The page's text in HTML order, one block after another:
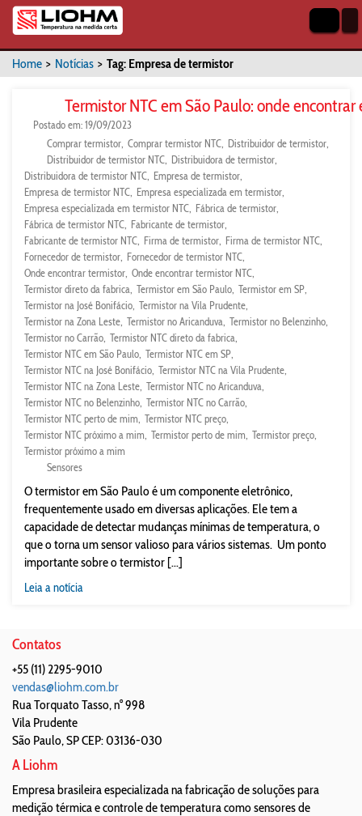
Home > Notícias > Tag: Empresa de termistor
Termistor NTC em São Paulo: onde encontrar
Postado em: 19/09/2023
Comprar termistor Comprar termistor NTC Distribuidor de termistor
Distribuidor de termistor NTC Distribuidora de termistor
Distribuidora de termistor NTC Empresa de termistor
Empresa de termistor NTC Empresa especializada em termistor
Empresa especializada em termistor NTC Fábrica de termistor
Fábrica de termistor NTC Fabricante de termistor
Fabricante de termistor NTC Firma de termistor Firma de termistor NTC
Fornecedor de termistor Fornecedor de termistor NTC
Onde encontrar termistor Onde encontrar termistor NTC
Termistor direto da fabrica Termistor em São Paulo Termistor em SP
Termistor na José Bonifácio Termistor na Vila Prudente
Termistor na Zona Leste Termistor no Aricanduva Termistor no Belenzinho
Termistor no Carrão Termistor NTC direto da fabrica
Termistor NTC em São Paulo Termistor NTC em SP
Termistor NTC na José Bonifácio Termistor NTC na Vila Prudente
Termistor NTC na Zona Leste Termistor NTC no Aricanduva
Termistor NTC no Belenzinho Termistor NTC no Carrão
Termistor NTC perto de mim Termistor NTC preço
Termistor NTC próximo a mim Termistor perto de mim Termistor preço
Termistor próximo a mim
Sensores
O termistor em São Paulo é um componente eletrônico,
frequentemente usado em diversas aplicações. Ele tem a
capacidade de detectar mudanças mínimas de temperatura, o
que o torna um sensor valioso para vários sistemas. Um ponto
importante sobre o termistor [...]
Leia a notícia
Contatos
+55 (11) 2295-9010
vendas@liohm.com.br
Rua Torquato Tasso, n° 998
Vila Prudente
São Paulo,SPCEP: 03136-030
A Liohm
Empresa brasileira especializada na fabricação de soluções para
medição térmica e controle de temperatura como sensores de